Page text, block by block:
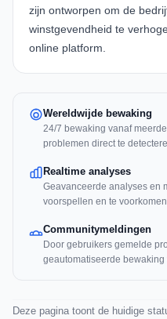
zijn ontworpen om de
winstgevendheid te
online platform.
Wereldwijde bewaking
24/7 bewaking vanaf
problemen direct te
Realtime analyses
Geavanceerde analyses en
voorspellen en te
Communitymeldingen
Door gebruikers gemelde
geautomatiseerde
Deze pagina toont de huidige